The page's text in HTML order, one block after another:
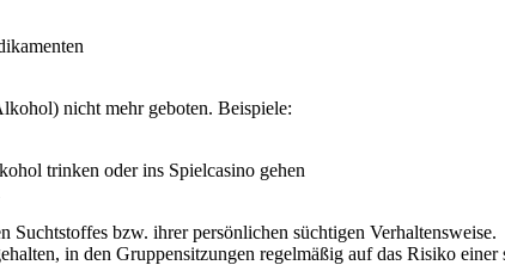
nicht mehr geboten. Beispiele:
trinken oder ins Spielcasino gehen
bzw. ihrer persönlichen süchtigen Verhaltensweise.
in den Gruppensitzungen regelmäßig auf das Risiko